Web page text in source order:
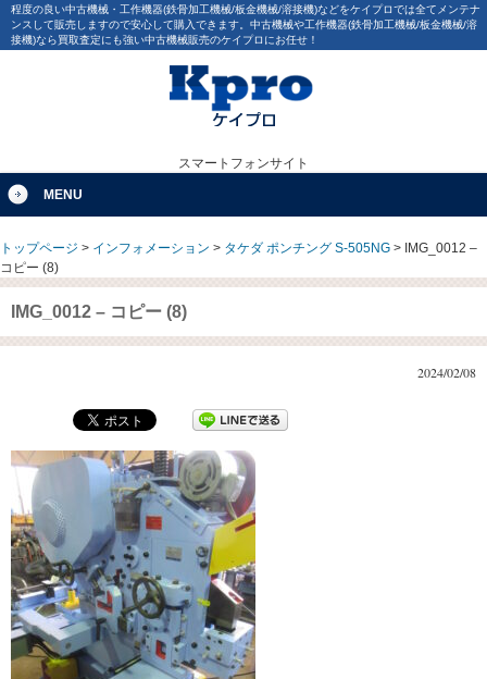
程度の良い中古機械・工作機器(鉄骨加工機械/板金機械/溶接機)などをケイプロでは全てメンテナ
ンスして販売しますので安心して購入できます。中古機械や工作機器(鉄骨加工機械/板金機械/溶
接機)なら買取査定にも強い中古機械販売のケイプロにお任せ！
スマートフォンサイト
MENU
トップページ > インフォメーション > タケダ ポンチング S-505NG > IMG_0012 –
コピー (8)
IMG_0012 – コピー (8)
2024/02/08